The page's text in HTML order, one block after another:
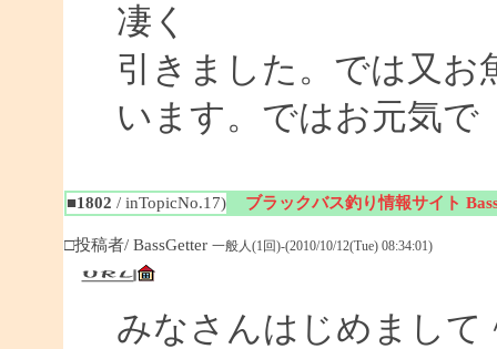
凄く
引きました。では又お
います。ではお元気で
■1802 / inTopicNo.17) ブラックバス釣り情報サイト
□投稿者/ BassGetter 一般人(1回)-(2010/10/12(Tue) 08:34:01)
みなさんはじめまして